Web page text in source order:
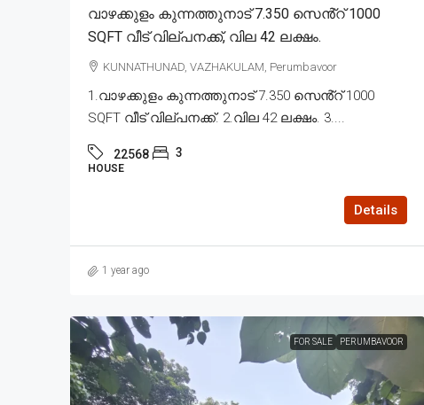
വാഴക്കുളം കുന്നത്തുനാട് 7.350 സെൻ്റ് 1000
SQFT വീട് വില്പനക്ക്, വില 42 ലക്ഷം.
KUNNATHUNAD, VAZHAKULAM, Perumbavoor
1.വാഴക്കുളം കുന്നത്തുനാട് 7.350 സെൻ്റ് 1000
SQFT വീട് വില്പനക്ക്. 2.വില 42 ലക്ഷം. 3....
22568 3
HOUSE
Details
1 year ago
FOR SALE PERUMBAVOOR